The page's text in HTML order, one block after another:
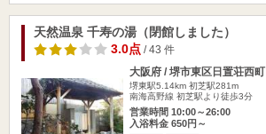
天然温泉 千寿の湯（閉館しました）
3.0点/ 43 件
大阪府 / 堺市東区日置荘西町
堺東駅5.14km 初芝駅281m
南海高野線 初芝駅より徒歩3分
営業時間 10:00～26:00
入浴料金 650円～